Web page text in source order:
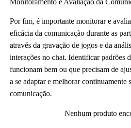
Monitoramento e Avaliação da
Por fim, é importante monitorar e
eficácia da comunicação durante as
através da gravação de jogos e da
interações no chat. Identificar padrões
funcionam bem ou que precisam de
a se adaptar e melhorar continuamente
comunicação.
Nenhum produto